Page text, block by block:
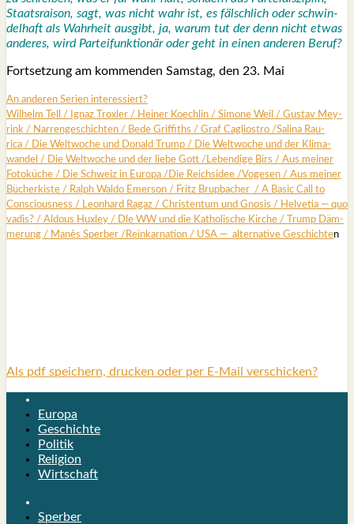
Staats­rai­son, sagt, was nicht wahr ist, es fälsch­lich oder schwin­
del­haft als Wahr­heit aus­gibt, ja, war­um tut der denn nicht etwas
ande­res, wird Par­tei­funk­tio­när oder geht in einen ande­ren Beruf?
Fort­set­zung am kom­men­den Sams­tag, den 23. Mai
An ande­ren Seri­en inter­es­siert?
Wil­helm Tell
/ Ignaz Trox­ler / Hei­ner Koech­lin / Simo­ne Weil / Gus­tav Mey­
rink / Nar­ren­ge­schich­ten / Bede Grif­fiths / Graf Cagli­os­tro /Sali­na Rau­
rica / Die Welt­wo­che und Donald Trump / Die Welt­wo­che und der Kli­ma­
wan­del / Die Welt­wo­che und der lie­be Gott /Leben­di­ge Birs / Aus mei­ner
Foto­kü­che / Die Schweiz in Euro­pa /Die Reichs­idee /Voge­sen / Aus mei­ner
Bücher­kis­te / Ralph Wal­do Emer­son / Fritz Brup­ba­cher / A Basic Call to
Con­scious­ness / Leon­hard Ragaz / Chris­ten­tum und Gno­sis / Hel­ve­tia — quo
vadis? / Aldous Hux­ley / Dle WW und die Katho­li­sche Kir­che / Trump Däm­
me­rung / Manès Sper­ber /Reinkar­na­ti­on / USA — alter­na­ti­ve Geschich­ten
Als pdf speichern, drucken oder per E-Mail verschicken?
Europa
Geschichte
Politik
Religion
Wirtschaft
Sperber